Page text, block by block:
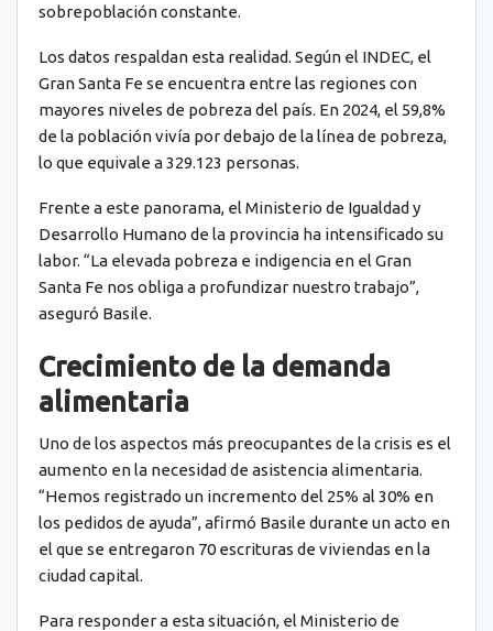
sobrepoblación constante.
Los datos respaldan esta realidad. Según el INDEC, el
Gran Santa Fe se encuentra entre las regiones con
mayores niveles de pobreza del país. En 2024, el 59,8%
de la población vivía por debajo de la línea de pobreza,
lo que equivale a 329.123 personas.
Frente a este panorama, el Ministerio de Igualdad y
Desarrollo Humano de la provincia ha intensificado su
labor. “La elevada pobreza e indigencia en el Gran
Santa Fe nos obliga a profundizar nuestro trabajo”,
aseguró Basile.
Crecimiento de la demanda
alimentaria
Uno de los aspectos más preocupantes de la crisis es el
aumento en la necesidad de asistencia alimentaria.
“Hemos registrado un incremento del 25% al 30% en
los pedidos de ayuda”, afirmó Basile durante un acto en
el que se entregaron 70 escrituras de viviendas en la
ciudad capital.
Para responder a esta situación, el Ministerio de